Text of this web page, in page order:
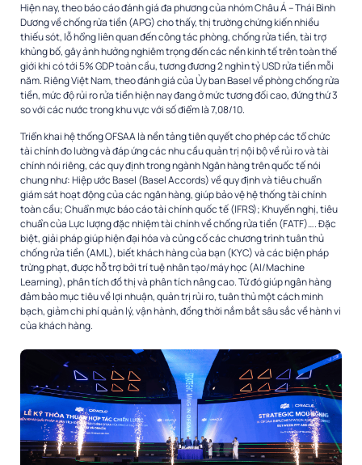
Hiện nay, theo báo cáo đánh giá đa phương của nhóm Châu Á – Thái Bình
Dương về chống rửa tiền (APG) cho thấy, thị trường chứng kiến nhiều
thiếu sót, lỗ hổng liên quan đến công tác phòng, chống rửa tiền, tài trợ
khủng bố, gây ảnh hưởng nghiêm trọng đến các nền kinh tế trên toàn thế
giới khi có tới 5% GDP toàn cầu, tương đương 2 nghìn tỷ USD rửa tiền mỗi
năm. Riêng Việt Nam, theo đánh giá của Ủy ban Basel về phòng chống rửa
tiền, mức độ rủi ro rửa tiền hiện nay đang ở mức tương đối cao, đứng thứ 3
so với các nước trong khu vực với số điểm là 7,08/10.
Triển khai hệ thống OFSAA là nền tảng tiên quyết cho phép các tổ chức
tài chính đo lường và đáp ứng các nhu cầu quản trị nội bộ về rủi ro và tài
chính nói riêng, các quy định trong ngành Ngân hàng trên quốc tế nói
chung như: Hiệp ước Basel (Basel Accords) về quy định và tiêu chuẩn
giám sát hoạt động của các ngân hàng, giúp bảo vệ hệ thống tài chính
toàn cầu; Chuẩn mực báo cáo tài chính quốc tế (IFRS); Khuyến nghị, tiêu
chuẩn của Lực lượng đặc nhiệm tài chính về chống rửa tiền (FATF)…. Đặc
biệt, giải pháp giúp hiện đại hóa và củng cố các chương trình tuân thủ
chống rửa tiền (AML), biết khách hàng của bạn (KYC) và các biện pháp
trừng phạt, được hỗ trợ bởi trí tuệ nhân tạo/máy học (AI/Machine
Learning), phân tích đồ thị và phân tích nâng cao. Từ đó giúp ngân hàng
đảm bảo mục tiêu về lợi nhuận, quản trị rủi ro, tuân thủ một cách minh
bạch, giảm chi phí quản lý, vận hành, đồng thời nắm bắt sâu sắc về hành vi
của khách hàng.